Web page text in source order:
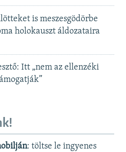
is meszesgödörbe
holokauszt áldozataira
Itt „nem az ellenzéki
: töltse le ingyenes